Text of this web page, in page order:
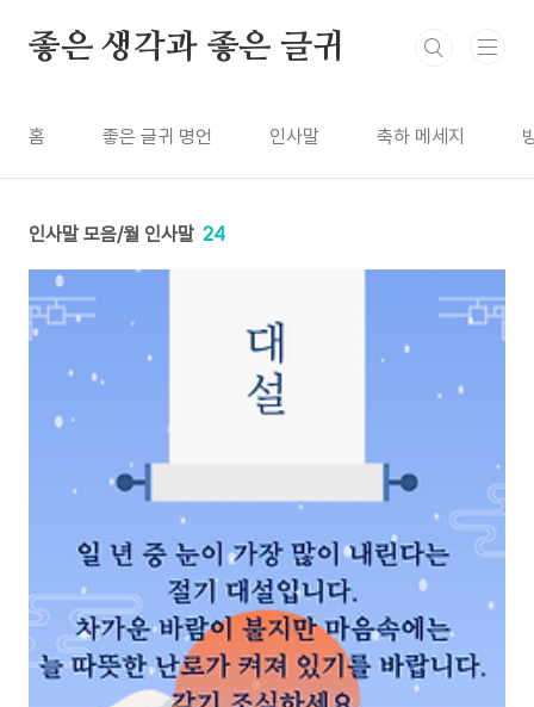
좋은 생각과 좋은 글귀
홈 좋은 글귀 명언 인사말 축하 메세지
인사말 모음/월 인사말 24